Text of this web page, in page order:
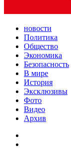
новости
Политика
Общество
Экономика
Безопасность
В мире
История
Эксклюзивы
Фото
Видео
Архив